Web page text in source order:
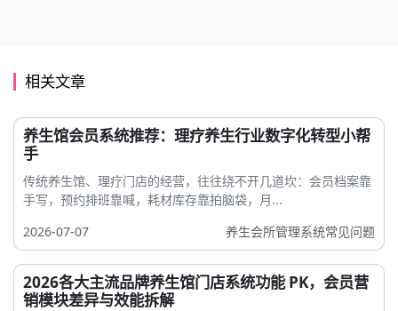
相关文章
养生馆会员系统推荐：理疗养生行业数字化转型小帮
手
传统养生馆、理疗门店的经营，往往绕不开几道坎：会员档案靠
手写，预约排班靠喊，耗材库存靠拍脑袋，月...
2026-07-07
养生会所管理系统常见问题
2026各大主流品牌养生馆门店系统功能 PK，会员营
销模块差异与效能拆解